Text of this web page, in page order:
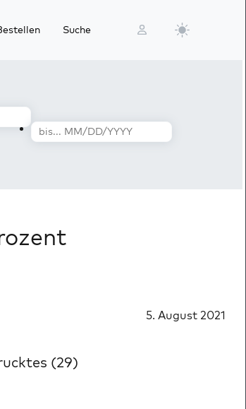
Suche
5. August 2021
(29)